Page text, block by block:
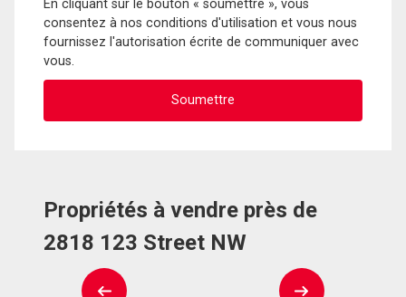
En cliquant sur le bouton « soumettre », vous
consentez à nos conditions d'utilisation et vous nous
fournissez l'autorisation écrite de communiquer avec
vous.
Propriétés à vendre près de
2818 123 Street NW